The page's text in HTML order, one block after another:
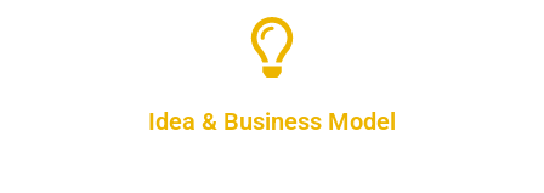
Idea & Business Model